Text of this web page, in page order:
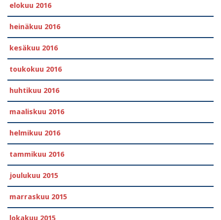
elokuu 2016
heinäkuu 2016
kesäkuu 2016
toukokuu 2016
huhtikuu 2016
maaliskuu 2016
helmikuu 2016
tammikuu 2016
joulukuu 2015
marraskuu 2015
lokakuu 2015